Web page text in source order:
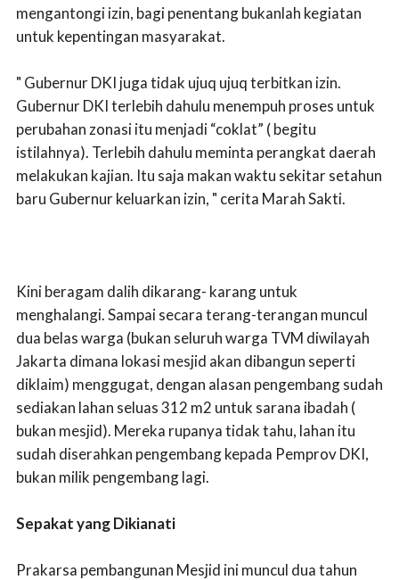
mengantongi izin, bagi penentang bukanlah kegiatan
untuk kepentingan masyarakat.
" Gubernur DKI juga tidak ujuq ujuq terbitkan izin.
Gubernur DKI terlebih dahulu menempuh proses untuk
perubahan zonasi itu menjadi “coklat” ( begitu
istilahnya). Terlebih dahulu meminta perangkat daerah
melakukan kajian. Itu saja makan waktu sekitar setahun
baru Gubernur keluarkan izin, " cerita Marah Sakti.
Kini beragam dalih dikarang- karang untuk
menghalangi. Sampai secara terang-terangan muncul
dua belas warga (bukan seluruh warga TVM diwilayah
Jakarta dimana lokasi mesjid akan dibangun seperti
diklaim) menggugat, dengan alasan pengembang sudah
sediakan lahan seluas 312 m2 untuk sarana ibadah (
bukan mesjid). Mereka rupanya tidak tahu, lahan itu
sudah diserahkan pengembang kepada Pemprov DKI,
bukan milik pengembang lagi.
Sepakat yang Dikianati
Prakarsa pembangunan Mesjid ini muncul dua tahun